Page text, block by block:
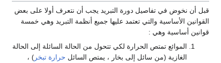
قبل أن نخوض في تفاصيل دورة التبريد يجب أن نتعرف أولا على بعض
القوانين الأساسية والتي تعتمد عليها جميع أنظمة التبريد وهي خمسة
قوانين أساسية وهي :
الموائع تمتص الحرارة لكي تتحول من الحالة السائلة إلى الحالة
الغازية (من سائل إلى بخار ، يمتص السائل حرارة تبخر ) ،